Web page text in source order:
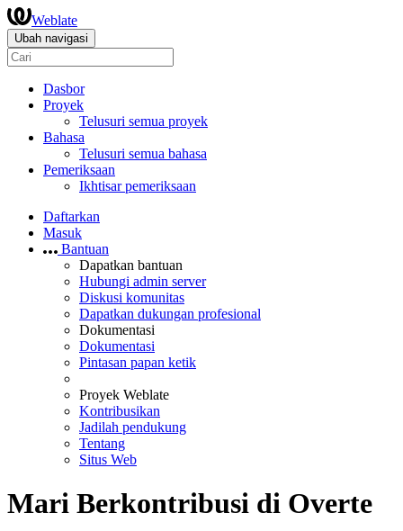
Weblate
Ubah navigasi
Dasbor
Proyek
Telusuri semua proyek
Bahasa
Telusuri semua bahasa
Pemeriksaan
Ikhtisar pemeriksaan
Daftarkan
Masuk
Bantuan
Dapatkan bantuan
Hubungi admin server
Diskusi komunitas
Dapatkan dukungan profesional
Dokumentasi
Dokumentasi
Pintasan papan ketik
Proyek Weblate
Kontribusikan
Jadilah pendukung
Tentang
Situs Web
Mari Berkontribusi di Overte